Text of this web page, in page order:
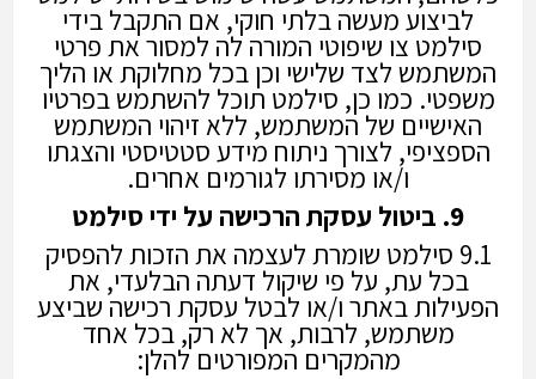
לביצוע מעשה בלתי חוקי, אם התקבל בידי
סילמט צו שיפוטי המורה לה למסור את פרטי
המשתמש לצד שלישי וכן בכל מחלוקת או הליך
משפטי. כמו כן, סילמט תוכל להשתמש בפרטיו
האישיים של המשתמש, ללא זיהוי המשתמש
הספציפי, לצורך ניתוח מידע סטטיסטי והצגתו
ו/או מסירתו לגורמים אחרים.
9. ביטול עסקת הרכישה על ידי סילמט
9.1 סילמט שומרת לעצמה את הזכות להפסיק
בכל עת, על פי שיקול דעתה הבלעדי, את
הפעילות באתר ו/או לבטל עסקת רכישה שביצע
משתמש, לרבות, אך לא רק, בכל אחד
מהמקרים המפורטים להלן: